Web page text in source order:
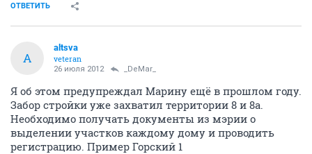
ОТВЕТИТЬ
A
altsva
veteran
26 июля 2012 _DeMar_
Я об этом предупреждал Марину ещё в прошлом году.
Забор стройки уже захватил территории 8 и 8а.
Необходимо получать документы из мэрии о
выделении участков каждому дому и проводить
регистрацию. Пример Горский 1